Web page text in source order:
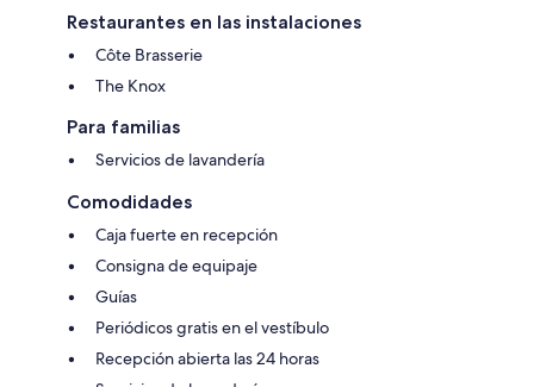
Restaurantes en las instalaciones
Côte Brasserie
The Knox
Para familias
Servicios de lavandería
Comodidades
Caja fuerte en recepción
Consigna de equipaje
Guías
Periódicos gratis en el vestíbulo
Recepción abierta las 24 horas